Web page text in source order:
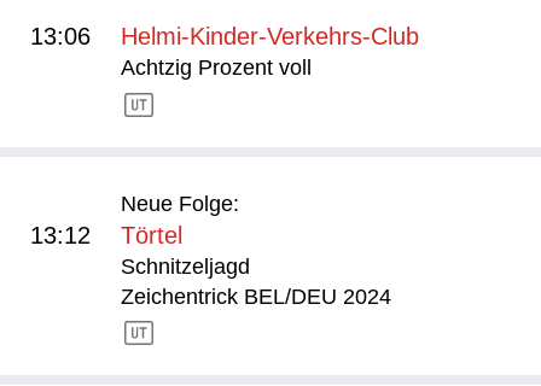
13:06 Helmi-Kinder-Verkehrs-Club
Achtzig Prozent voll
Neue Folge:
13:12 Törtel
Schnitzeljagd
Zeichentrick BEL/DEU 2024